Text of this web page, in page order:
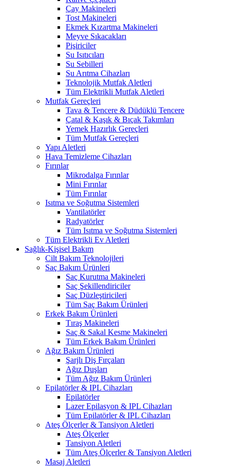
Çay Makineleri
Tost Makineleri
Ekmek Kızartma Makineleri
Meyve Sıkacakları
Pişiriciler
Su Isıtıcıları
Su Sebilleri
Su Arıtma Cihazları
Teknolojik Mutfak Aletleri
Tüm Elektrikli Mutfak Aletleri
Mutfak Gereçleri
Tava & Tencere & Düdüklü Tencere
Çatal & Kaşık & Bıçak Takımları
Yemek Hazırlık Gereçleri
Tüm Mutfak Gereçleri
Yapı Aletleri
Hava Temizleme Cihazları
Fırınlar
Mikrodalga Fırınlar
Mini Fırınlar
Tüm Fırınlar
Isıtma ve Soğutma Sistemleri
Vantilatörler
Radyatörler
Tüm Isıtma ve Soğutma Sistemleri
Tüm Elektrikli Ev Aletleri
Sağlık-Kişisel Bakım
Cilt Bakım Teknolojileri
Saç Bakım Ürünleri
Saç Kurutma Makineleri
Saç Şekillendiriciler
Saç Düzleştiricileri
Tüm Saç Bakım Ürünleri
Erkek Bakım Ürünleri
Tıraş Makineleri
Saç & Sakal Kesme Makineleri
Tüm Erkek Bakım Ürünleri
Ağız Bakım Ürünleri
Şarjlı Diş Fırçaları
Ağız Duşları
Tüm Ağız Bakım Ürünleri
Epilatörler & IPL Cihazları
Epilatörler
Lazer Epilasyon & IPL Cihazları
Tüm Epilatörler & IPL Cihazları
Ateş Ölçerler & Tansiyon Aletleri
Ateş Ölçerler
Tansiyon Aletleri
Tüm Ateş Ölçerler & Tansiyon Aletleri
Masaj Aletleri